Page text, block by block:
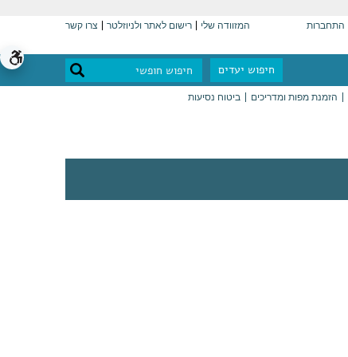
התחברות המזוודה שלי רישום לאתר ולניוזלטר צרו קשר
חיפוש יעדים
הזמנת מפות ומדריכים ביטוח נסיעות